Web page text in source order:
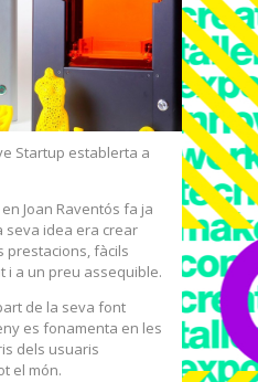
Startup establerta a
Joan Raventós fa ja
seva idea era crear
prestacions, fàcils
i a un preu assequible.
de la seva font
es fonamenta en les
dels usuaris
el món.